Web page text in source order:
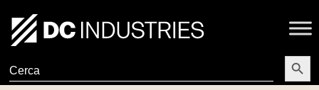
Search
for:
Search